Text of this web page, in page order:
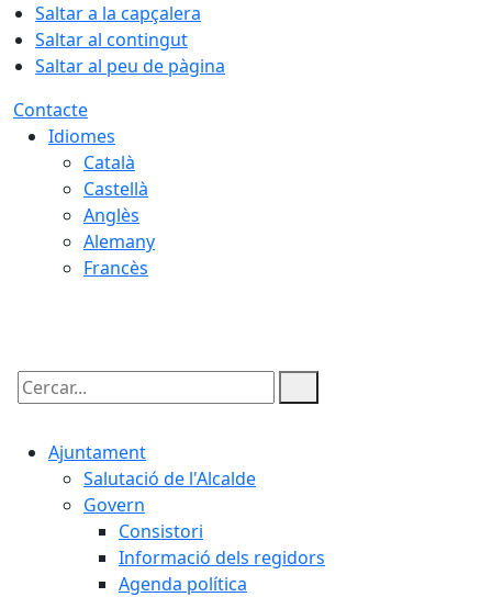
Saltar a la capçalera
Saltar al contingut
Saltar al peu de pàgina
Contacte
Idiomes
Català
Castellà
Anglès
Alemany
Francès
Cercar:
Ajuntament
Salutació de l'Alcalde
Govern
Consistori
Informació dels regidors
Agenda política